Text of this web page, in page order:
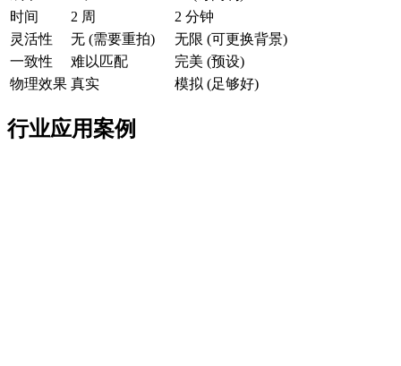
时间
2 周
2 分钟
灵活性
无 (需要重拍)
无限 (可更换背景)
一致性
难以匹配
完美 (预设)
物理效果 真实 模拟 (足够好)
行业应用案例